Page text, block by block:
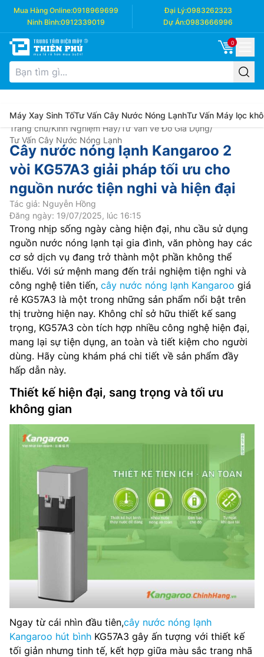
Mua Hàng Online:0918969699 Đại Lý:0983262323
Ninh Bình:0912339019 Dự Án:0983666996
0
Máy Xay Sinh TốTư Vấn Cây Nước Nóng LạnhTư Vấn Máy lọc
Trang chủ/Kinh Nghiệm Hay/Tư Vấn về Đồ Gia Dụng/
Tư Vấn Cây Nước Nóng Lạnh
Cây nước nóng lạnh Kangaroo 2
vòi KG57A3 giải pháp tối ưu cho
nguồn nước tiện nghi và hiện đại
Tác giả: Nguyễn Hồng
Đăng ngày: 19/07/2025, lúc 16:15
Trong nhịp sống ngày càng hiện đại, nhu cầu sử dụng
nguồn nước nóng lạnh tại gia đình, văn phòng hay các
cơ sở dịch vụ đang trở thành một phần không thể
thiếu. Với sứ mệnh mang đến trải nghiệm tiện nghi và
công nghệ tiên tiến, cây nước nóng lạnh Kangaroo giá
rẻ KG57A3 là một trong những sản phẩm nổi bật trên
thị trường hiện nay. Không chỉ sở hữu thiết kế sang
trọng, KG57A3 còn tích hợp nhiều công nghệ hiện đại,
mang lại sự tiện dụng, an toàn và tiết kiệm cho người
dùng. Hãy cùng khám phá chi tiết về sản phẩm đầy
hấp dẫn này.
Thiết kế hiện đại, sang trọng và tối ưu
không gian
Ngay từ cái nhìn đầu tiên,cây nước nóng lạnh
Kangaroo hút bình KG57A3 gây ấn tượng với thiết kế
tối giản nhưng tinh tế, kết hợp giữa màu sắc trang nhã